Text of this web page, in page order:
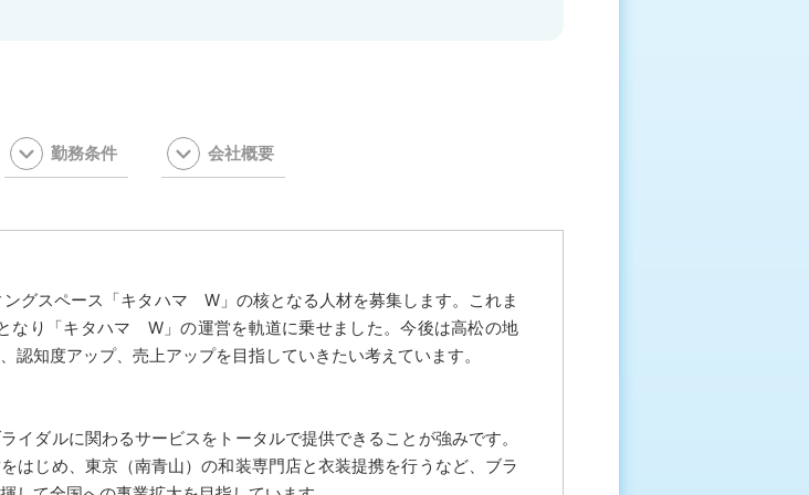
勤務条件 会社概要
グスペース「キタハマ W」の核となる人材を募集します。これま
なり「キタハマ W」の運営を軌道に乗せました。今後は高松の地
認知度アップ、売上アップを目指していきたい考えています。
イダルに関わるサービスをトータルで提供できることが強みです。
はじめ、東京（南青山）の和装専門店と衣装提携を行うなど、ブラ